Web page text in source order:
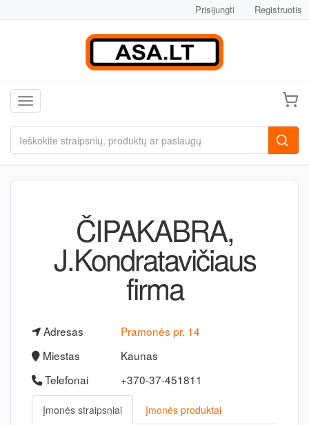
Prisijungti Registruotis
Toggle navigation
ČIPAKABRA,
J.Kondratavičiaus
firma
Adresas
Pramonės pr. 14
Miestas
Kaunas
Telefonai
+370-37-451811
Įmonės straipsniai Įmonės produktai